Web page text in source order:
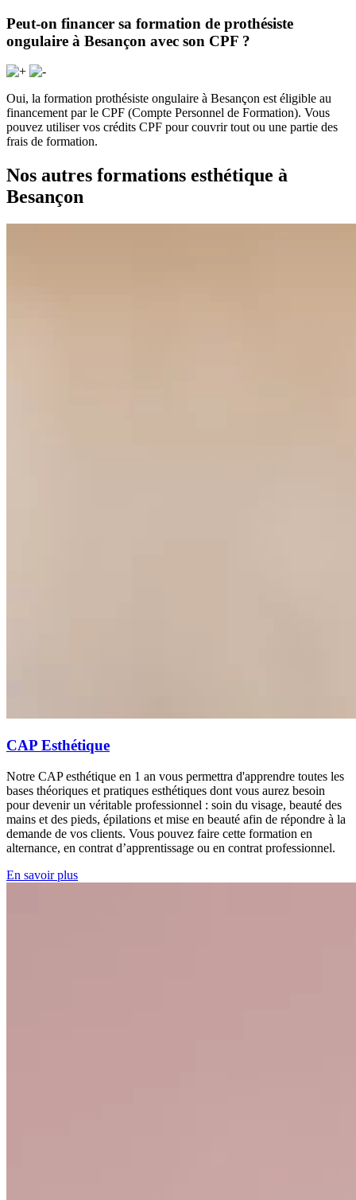
Peut-on financer sa formation de prothésiste
ongulaire à Besançon avec son CPF ?
Oui, la formation prothésiste ongulaire à Besançon est éligible au
financement par le CPF (Compte Personnel de Formation). Vous
pouvez utiliser vos crédits CPF pour couvrir tout ou une partie des
frais de formation.
Nos autres formations esthétique à
Besançon
CAP Esthétique
Notre CAP esthétique en 1 an vous permettra d'apprendre toutes les
bases théoriques et pratiques esthétiques dont vous aurez besoin
pour devenir un véritable professionnel : soin du visage, beauté des
mains et des pieds, épilations et mise en beauté afin de répondre à la
demande de vos clients. Vous pouvez faire cette formation en
alternance, en contrat d’apprentissage ou en contrat professionnel.
En savoir plus